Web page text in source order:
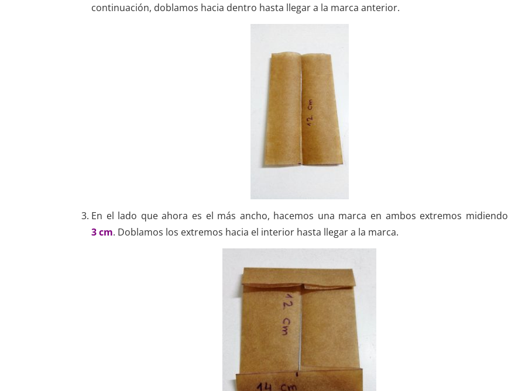
continuación, doblamos hacia dentro hasta llegar a la marca anterior.
En el lado que ahora es el más ancho, hacemos una marca en ambos extremos midiendo
3cm. Doblamos los extremos hacia el interior hasta llegar a la marca.